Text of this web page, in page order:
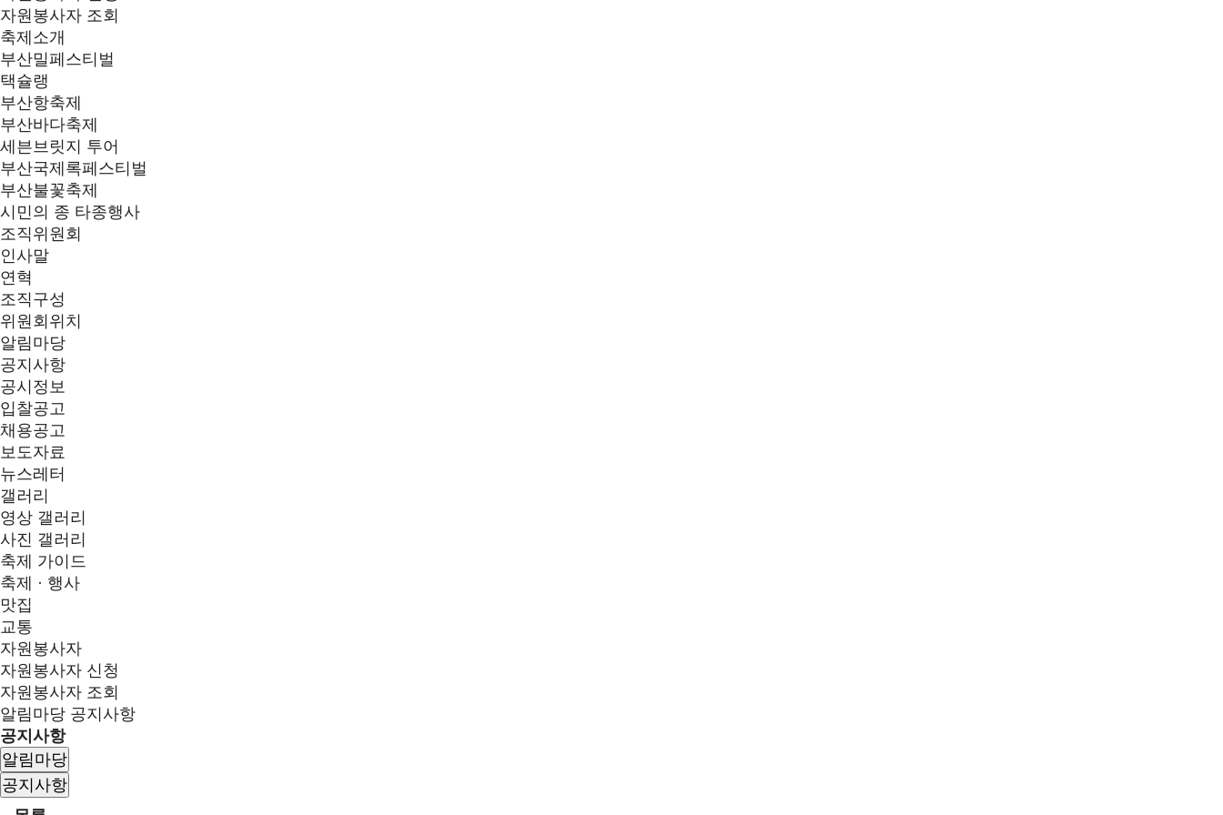
자원봉사자 조회
축제소개
부산밀페스티벌
택슐랭
부산항축제
부산바다축제
세븐브릿지 투어
부산국제록페스티벌
부산불꽃축제
시민의 종 타종행사
조직위원회
인사말
연혁
조직구성
위원회위치
알림마당
공지사항
공시정보
입찰공고
채용공고
보도자료
뉴스레터
갤러리
영상 갤러리
사진 갤러리
축제 가이드
축제 · 행사
맛집
교통
자원봉사자
자원봉사자 신청
자원봉사자 조회
알림마당 공지사항
공지사항
알림마당
공지사항